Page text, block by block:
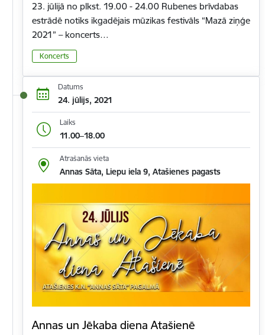
23. jūlijā no plkst. 19.00 - 24.00 Rubenes brīvdabas
estrādē notiks ikgadējais mūzikas festivāls “Mazā ziņģe
2021” – koncerts…
Koncerts
Datums
24. jūlijs, 2021
Laiks
11.00–18.00
Atrašanās vieta
Annas Sāta, Liepu iela 9, Atašienes pagasts
Annas un Jēkaba diena Atašienē